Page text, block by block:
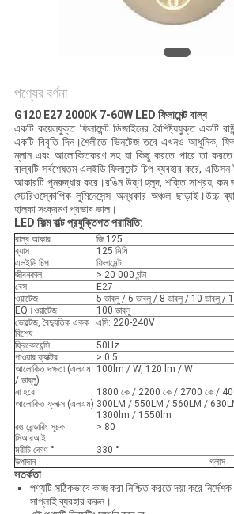
পণ্যের বর্ণনা
G120 E27 2000K 7-60W LED ফিলামেন্ট বাল্ব
একটি কয়েলযুক্ত ফিলামেন্ট ডিজাইনের বৈশিষ্ট্যযুক্ত একটি
একটি বিবৃতি দিন।শৈলীতে ভিনটেজ তবে এখনও আধুনিক,
ম্লান এবং আলোকিতকরণ সহ যা কিছু করতে পারে তা করতে
বাল্বটি সর্বশেষতম এলইডি ফিলামেন্ট চিপ ব্যবহার করে, এডিসন
আকারটি পুনরুদ্ধার করে।রঙিন উষ্ণ হলুদ, শক্তি সাশ্রয়, কম
স্টেরিওস্কোপিক লুমিনেসেন্স অন্ধকার অঞ্চল ছাড়াই।উচ্চ
হালকা সংক্রমণ প্রভাব ভাল।
LED ফিল্ম বাল্ট প্রযুক্তিগত পরামিতি:
বাল্ব আকার
জি 125
ব্যাস
125 মিমি
এলইডি চিপ
ফিলামেন্ট
জীবনকাল
> 20 000 ঘন্টা
বেস
E27
ওয়াটেজ
5 ডাব্লু / 6 ডাব্লু / 8 ডাব্লু / 10 ডাব্লু /
EQ।ওয়াটেজ
100 ডাব্লু
ভোল্টেজ, বৈদ্যুতিক একক
বিশেষ
এসি: 220-240V
ফ্রিকোয়েন্সি
50Hz
পাওয়ার ফ্যাক্টর
> 0.5
আলোকিত দক্ষতা (এলএম
/ ডাব্লু)
100lm / W, 120 lm / W
না হবে
1800 কে / 2200 কে / 2700 কে /
আলোকিত ফ্লাক্স (এলএম) 300LM / 550LM / 560LM /
1300lm / 1550lm
রঙ রেন্ডারিং সূচক
সিআরআই
> 80
মরীচি কোণ °
330 °
উপাদান
গ্লাস
সতর্কতা
পণ্যটি সঠিকভাবে কাজ করা নিশ্চিত করতে দয়া করে
সাপ্লাই ব্যবহার করুন।